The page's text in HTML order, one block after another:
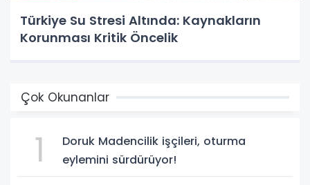
Türkiye Su Stresi Altında: Kaynakların
Korunması Kritik Öncelik
Çok Okunanlar
1
Doruk Madencilik işçileri, oturma
eylemini sürdürüyor!